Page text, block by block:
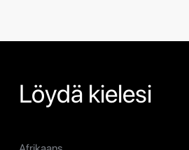
Löydä kielesi